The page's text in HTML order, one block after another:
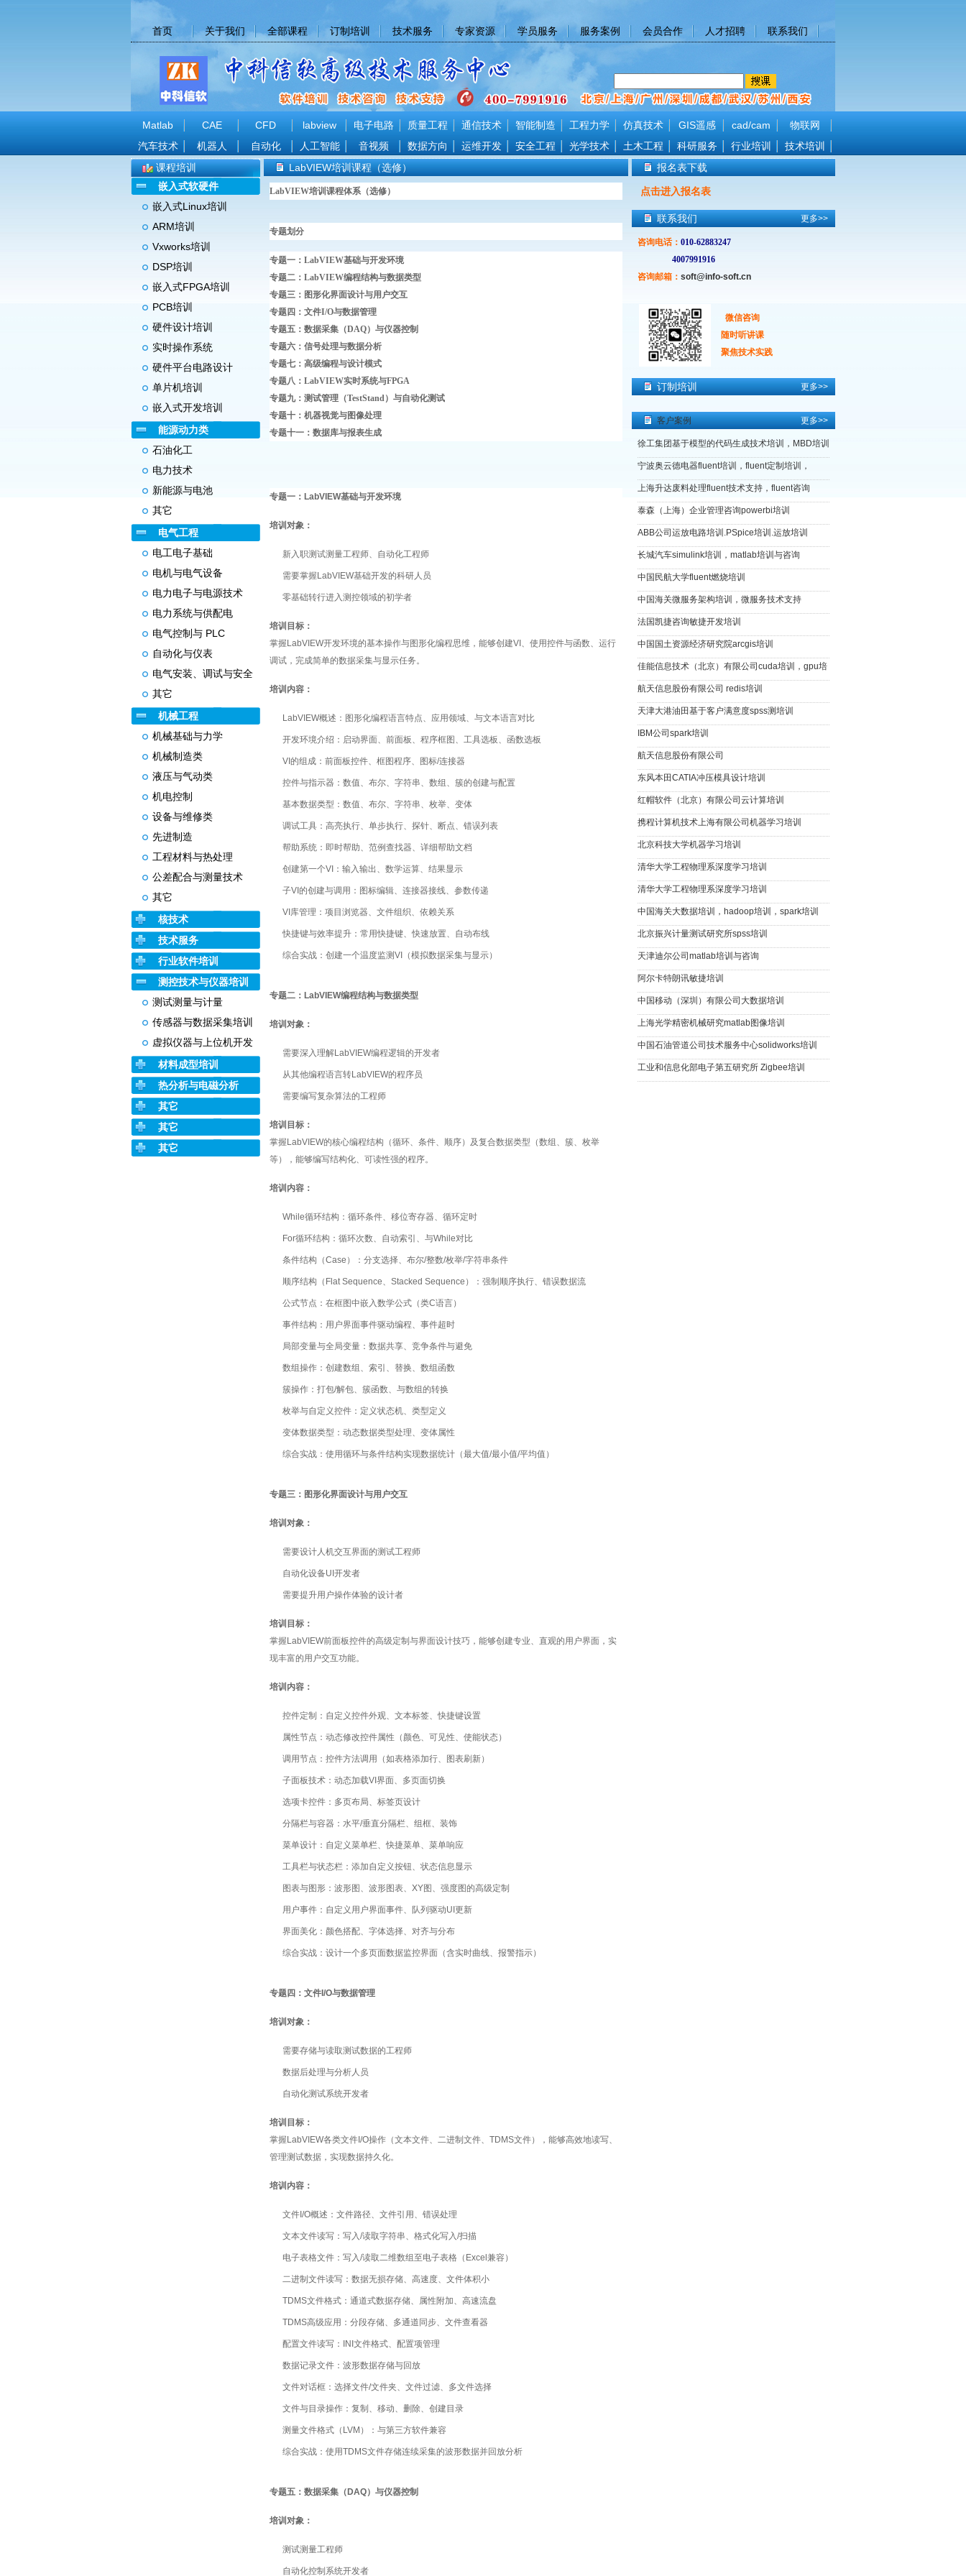
首页 关于我们 全部课程 订制培训 技术服务 专家资源 学员服务 服务案例 会员合作 人才招聘 联系我们
Matlab CAE CFD labview 电子电路 质量工程 通信技术 智能制造 工程力学 仿真技术 GIS遥感 cad/cam
物联网
汽车技术
机器人 自动化 人工智能 音视频 数据方向 运维开发 安全工程 光学技术 土木工程 科研服务 行业培训
技术培训
课程培训
嵌入式软硬件
嵌入式Linux培训
ARM培训
Vxworks培训
DSP培训
嵌入式FPGA培训
PCB培训
硬件设计培训
实时操作系统
硬件平台电路设计
单片机培训
嵌入式开发培训
能源动力类
石油化工
电力技术
新能源与电池
其它
电气工程
电工电子基础
电机与电气设备
电力电子与电源技术
电力系统与供配电
电气控制与 PLC
自动化与仪表
电气安装、调试与安全
其它
机械工程
机械基础与力学
机械制造类
液压与气动类
机电控制
设备与维修类
先进制造
工程材料与热处理
公差配合与测量技术
其它
核技术
技术服务
行业软件培训
测控技术与仪器培训
测试测量与计量
传感器与数据采集培训
虚拟仪器与上位机开发
材料成型培训
热分析与电磁分析
其它
其它
其它
LabVIEW培训课程（选修）
LabVIEW培训课程体系（选修）
专题划分
专题一：LabVIEW基础与开发环境
专题二：LabVIEW编程结构与数据类型
专题三：图形化界面设计与用户交互
专题四：文件I/O与数据管理
专题五：数据采集（DAQ）与仪器控制
专题六：信号处理与数据分析
专题七：高级编程与设计模式
专题八：LabVIEW实时系统与FPGA
专题九：测试管理（TestStand）与自动化测试
专题十：机器视觉与图像处理
专题十一：数据库与报表生成
专题一：LabVIEW基础与开发环境
培训对象：
新入职测试测量工程师、自动化工程师
需要掌握LabVIEW基础开发的科研人员
零基础转行进入测控领域的初学者
培训目标：
掌握LabVIEW开发环境的基本操作与图形化编程思维，能够创建VI、使用控件与函数、运行
调试，完成简单的数据采集与显示任务。
培训内容：
LabVIEW概述：图形化编程语言特点、应用领域、与文本语言对比
开发环境介绍：启动界面、前面板、程序框图、工具选板、函数选板
VI的组成：前面板控件、框图程序、图标/连接器
控件与指示器：数值、布尔、字符串、数组、簇的创建与配置
基本数据类型：数值、布尔、字符串、枚举、变体
调试工具：高亮执行、单步执行、探针、断点、错误列表
帮助系统：即时帮助、范例查找器、详细帮助文档
创建第一个VI：输入输出、数学运算、结果显示
子VI的创建与调用：图标编辑、连接器接线、参数传递
VI库管理：项目浏览器、文件组织、依赖关系
快捷键与效率提升：常用快捷键、快速放置、自动布线
综合实战：创建一个温度监测VI（模拟数据采集与显示）
专题二：LabVIEW编程结构与数据类型
培训对象：
需要深入理解LabVIEW编程逻辑的开发者
从其他编程语言转LabVIEW的程序员
需要编写复杂算法的工程师
培训目标：
掌握LabVIEW的核心编程结构（循环、条件、顺序）及复合数据类型（数组、簇、枚举
等），能够编写结构化、可读性强的程序。
培训内容：
While循环结构：循环条件、移位寄存器、循环定时
For循环结构：循环次数、自动索引、与While对比
条件结构（Case）：分支选择、布尔/整数/枚举/字符串条件
顺序结构（Flat Sequence、Stacked Sequence）：强制顺序执行、错误数据流
公式节点：在框图中嵌入数学公式（类C语言）
事件结构：用户界面事件驱动编程、事件超时
局部变量与全局变量：数据共享、竞争条件与避免
数组操作：创建数组、索引、替换、数组函数
簇操作：打包/解包、簇函数、与数组的转换
枚举与自定义控件：定义状态机、类型定义
变体数据类型：动态数据类型处理、变体属性
综合实战：使用循环与条件结构实现数据统计（最大值/最小值/平均值）
专题三：图形化界面设计与用户交互
培训对象：
需要设计人机交互界面的测试工程师
自动化设备UI开发者
需要提升用户操作体验的设计者
培训目标：
掌握LabVIEW前面板控件的高级定制与界面设计技巧，能够创建专业、直观的用户界面，实
现丰富的用户交互功能。
培训内容：
控件定制：自定义控件外观、文本标签、快捷键设置
属性节点：动态修改控件属性（颜色、可见性、使能状态）
调用节点：控件方法调用（如表格添加行、图表刷新）
子面板技术：动态加载VI界面、多页面切换
选项卡控件：多页布局、标签页设计
分隔栏与容器：水平/垂直分隔栏、组框、装饰
菜单设计：自定义菜单栏、快捷菜单、菜单响应
工具栏与状态栏：添加自定义按钮、状态信息显示
图表与图形：波形图、波形图表、XY图、强度图的高级定制
用户事件：自定义用户界面事件、队列驱动UI更新
界面美化：颜色搭配、字体选择、对齐与分布
综合实战：设计一个多页面数据监控界面（含实时曲线、报警指示）
专题四：文件I/O与数据管理
培训对象：
需要存储与读取测试数据的工程师
数据后处理与分析人员
自动化测试系统开发者
培训目标：
掌握LabVIEW各类文件I/O操作（文本文件、二进制文件、TDMS文件），能够高效地读写、
管理测试数据，实现数据持久化。
培训内容：
文件I/O概述：文件路径、文件引用、错误处理
文本文件读写：写入/读取字符串、格式化写入/扫描
电子表格文件：写入/读取二维数组至电子表格（Excel兼容）
二进制文件读写：数据无损存储、高速度、文件体积小
TDMS文件格式：通道式数据存储、属性附加、高速流盘
TDMS高级应用：分段存储、多通道同步、文件查看器
配置文件读写：INI文件格式、配置项管理
数据记录文件：波形数据存储与回放
文件对话框：选择文件/文件夹、文件过滤、多文件选择
文件与目录操作：复制、移动、删除、创建目录
测量文件格式（LVM）：与第三方软件兼容
综合实战：使用TDMS文件存储连续采集的波形数据并回放分析
专题五：数据采集（DAQ）与仪器控制
培训对象：
测试测量工程师
自动化控制系统开发者
报名表下载
点击进入报名表
联系我们 更多>>
咨询电话： 010-62883247
4007991916
咨询邮箱： soft@info-soft.cn
微信咨询
随时听讲课
聚焦技术实践
订制培训 更多>>
客户案例 更多>>
徐工集团基于模型的代码生成技术培训，MBD培训
宁波奥云德电器fluent培训，fluent定制培训，
上海升达废料处理fluent技术支持，fluent咨询
泰森（上海）企业管理咨询powerbi培训
ABB公司运放电路培训.PSpice培训.运放培训
长城汽车simulink培训，matlab培训与咨询
中国民航大学fluent燃烧培训
中国海关微服务架构培训，微服务技术支持
法国凯捷咨询敏捷开发培训
中国国土资源经济研究院arcgis培训
佳能信息技术（北京）有限公司cuda培训，gpu培
航天信息股份有限公司 redis培训
天津大港油田基于客户满意度spss测培训
IBM公司spark培训
航天信息股份有限公司
东风本田CATIA冲压模具设计培训
红帽软件（北京）有限公司云计算培训
携程计算机技术上海有限公司机器学习培训
北京科技大学机器学习培训
清华大学工程物理系深度学习培训
清华大学工程物理系深度学习培训
中国海关大数据培训，hadoop培训，spark培训
北京振兴计量测试研究所spss培训
天津迪尔公司matlab培训与咨询
阿尔卡特朗讯敏捷培训
中国移动（深圳）有限公司大数据培训
上海光学精密机械研究matlab图像培训
中国石油管道公司技术服务中心solidworks培训
工业和信息化部电子第五研究所 Zigbee培训